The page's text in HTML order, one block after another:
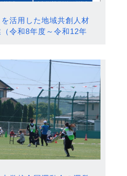
活用した地域共創人材
令和8年度～令和12年